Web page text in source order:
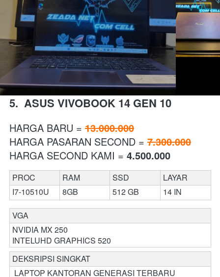
5.  ASUS VIVOBOOK 14 GEN 10
HARGA BARU = 13.000.000
HARGA PASARAN SECOND = 7.300.000
HARGA SECOND KAMI = 4.500.000
PROC RAM SSD
LAYAR
I7-10510U
8GB 512 GB 14 IN
VGA
NVIDIA MX 250
INTELUHD GRAPHICS 520
DEKSRIPSI SINGKAT